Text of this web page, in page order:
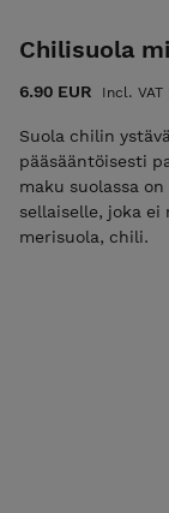
Chilisuola
6.90 EUR Incl. VAT
Suola chilin
pääsääntöisesti
maku suolassa
sellaiselle, joka
merisuola, chili.